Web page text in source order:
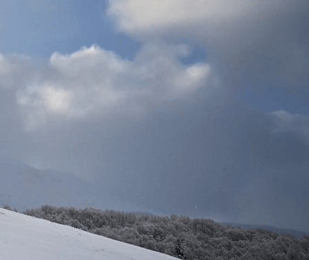
Exporter les lignes sélectionnées
Exporter toutes les colonnes
Exporter uniquement les colonnes affichées
Images de la page d'accueil
Ajoutez un logo, un bouton, des réseaux sociaux